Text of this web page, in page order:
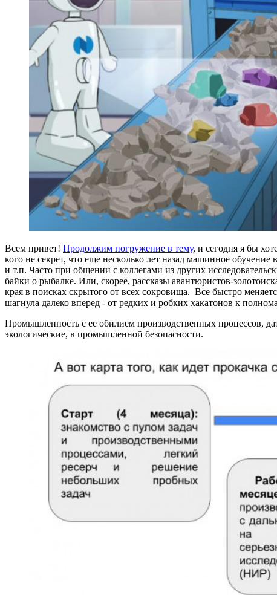
Всем привет! Продолжим погружение в тему, и сегодня я бы
кого не секрет, что еще несколько лет назад машинное
и т.п. Часто при общении с коллегами из других
байки о рыбалке. Или, скорее, рассказы авантюристов-
края в поисках скрытого от всех сокровища. Все быстро
шагнула далеко вперед - от редких и робких хакатонов к
Промышленность с ее обилием производственных процессов,
экологические, в промышленной безопасности.